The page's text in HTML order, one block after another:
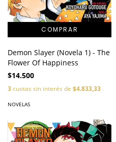
Demon Slayer (Novela 1) - The
Flower Of Happiness
$14.500
3cuotas sin interés de $4.833,33
NOVELAS